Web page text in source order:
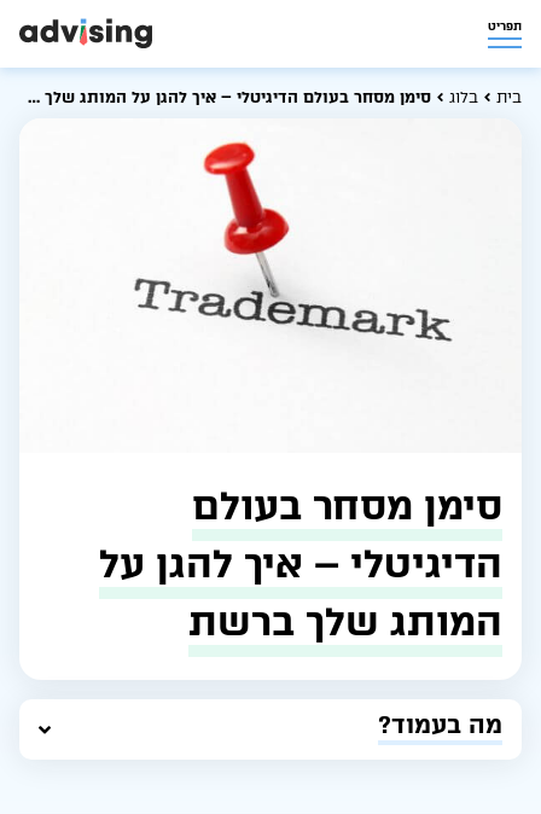
תפריט
בית בלוג סימן מסחר בעולם הדיגיטלי – איך להגן על המותג שלך ברשת
סימן מסחר בעולם
הדיגיטלי – איך להגן על
המותג שלך ברשת
מה בעמוד?